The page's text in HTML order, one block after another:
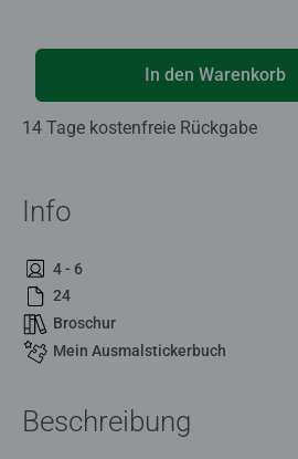
In den Warenkorb
14 Tage kostenfreie Rückgabe
Info
4 - 6
24
Broschur
Mein Ausmalstickerbuch
Beschreibung